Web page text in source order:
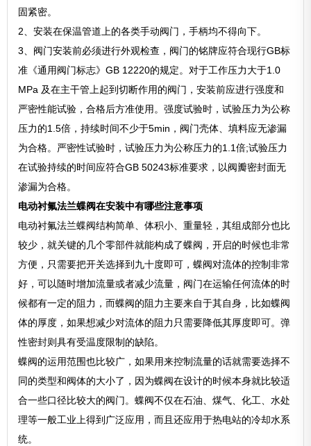
固紧密。
2、安装在保温管道上的各类手动阀门，手柄均不得向下。
3、阀门安装前必须进行外观检查，阀门的铭牌应符合现行GB标
准《通用阀门标志》GB 12220的规定。对于工作压力大于1.0
MPa 及在主干管上起到切断作用的阀门，安装前应进行强度和
严密性能试验，合格后方准使用。强度试验时，试验压力为公称
压力的1.5倍，持续时间不少于5min，阀门壳体、填料应无渗漏
为合格。严密性试验时，试验压力为公称压力的1.1倍;试验压力
在试验持续的时间应符合GB 50243标准要求，以阀瓣密封面无
渗漏为合格。
电动衬氟法兰蝶阀在安装中有哪些注意事项
电动衬氟法兰蝶阀结构简单、体积小、重量轻，其组成部分也比
较少，就关键的几个零部件就能构成了蝶阀，开启的时候也非常
方便，只需要把开关选择到九十度即可，蝶阀对流体的控制非常
好，可以随时增加流量或者减少流量，阀门在运输任何流体的时
候都有一定的阻力，而蝶阀的阻力主要来自于其自身，比如蝶阀
体的厚度，如果想减少对流体的阻力只需要降低其厚度即可。弹
性密封则具有受温度限制的缺陷。
蝶阀的运用范围也比较广，如果用来控制流量的话就需要选择不
同的类型和阀体的大小了，因为蝶阀在设计的时候本身就比较适
合一些口径比较大的阀门。蝶阀不仅在石油、煤气、化工、水处
理等一般工业上得到广泛应用，而且还应用于热电站的冷却水系
统。